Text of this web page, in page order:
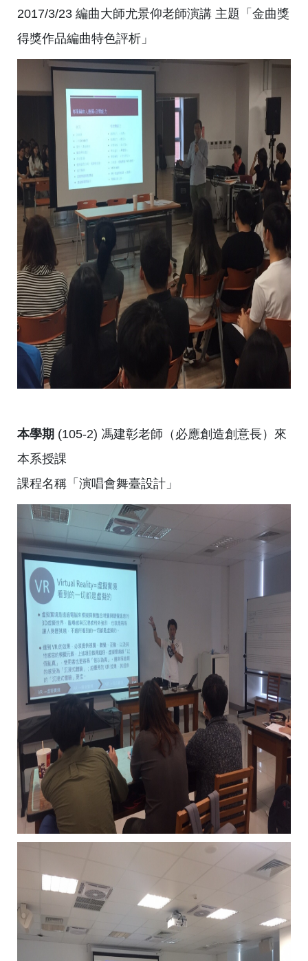
2017/3/23 編曲大師尤景仰老師演講 主題「金曲獎
得獎作品編曲特色評析」
本學期 (105-2) 馮建彰老師（必應創造創意長）來
本系授課
課程名稱「演唱會舞臺設計」